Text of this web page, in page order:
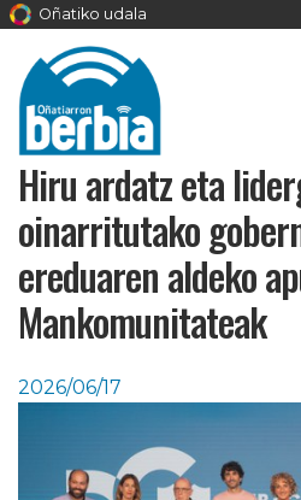
Oñatiko udala
Hiru ardatz eta
oinarritutako
ereduaren aldeko
Mankomunitateak
2026/06/17